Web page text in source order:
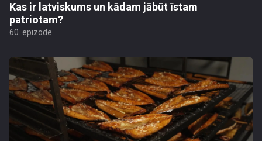
Kas ir latviskums un kādam jābūt īstam
patriotam?
60. epizode